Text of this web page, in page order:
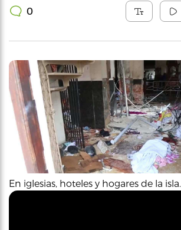
0
En iglesias, hoteles y hogares de la isla.